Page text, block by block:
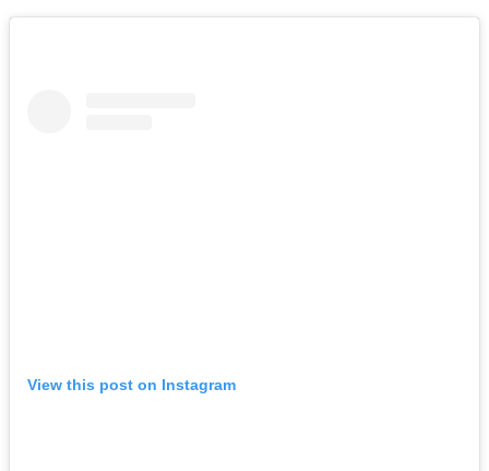
View this post on Instagram